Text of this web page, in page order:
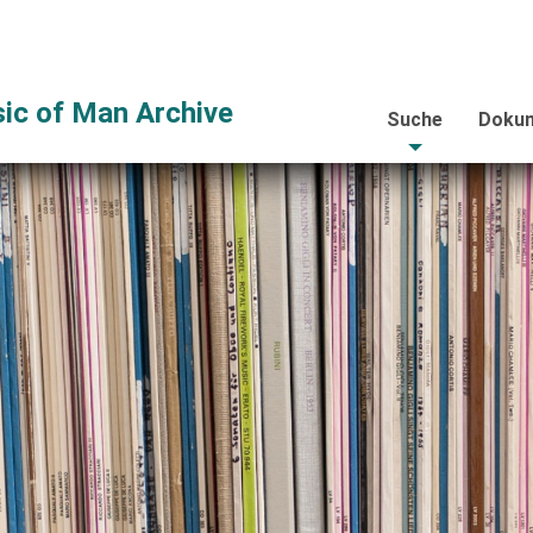
of Man Archive Suche